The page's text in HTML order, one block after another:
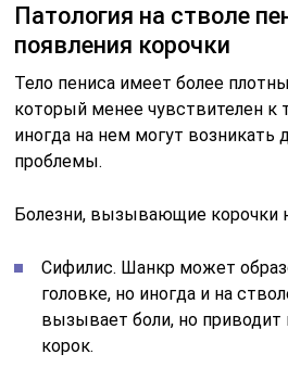
Патология на стволе
появления корочки
Тело пениса имеет более
который менее чувствителен к
иногда на нем могут возникать
проблемы.
Болезни, вызывающие корочки
Сифилис. Шанкр может
головке, но иногда и на
вызывает боли, но
корок.